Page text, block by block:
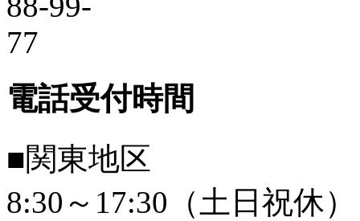
電話受付時間
■関東地区
8:30～17:30（土日祝休）